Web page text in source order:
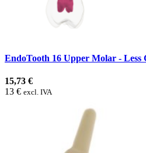
EndoTooth 16 Upper Molar - Less
15,73 €
13 € excl. IVA